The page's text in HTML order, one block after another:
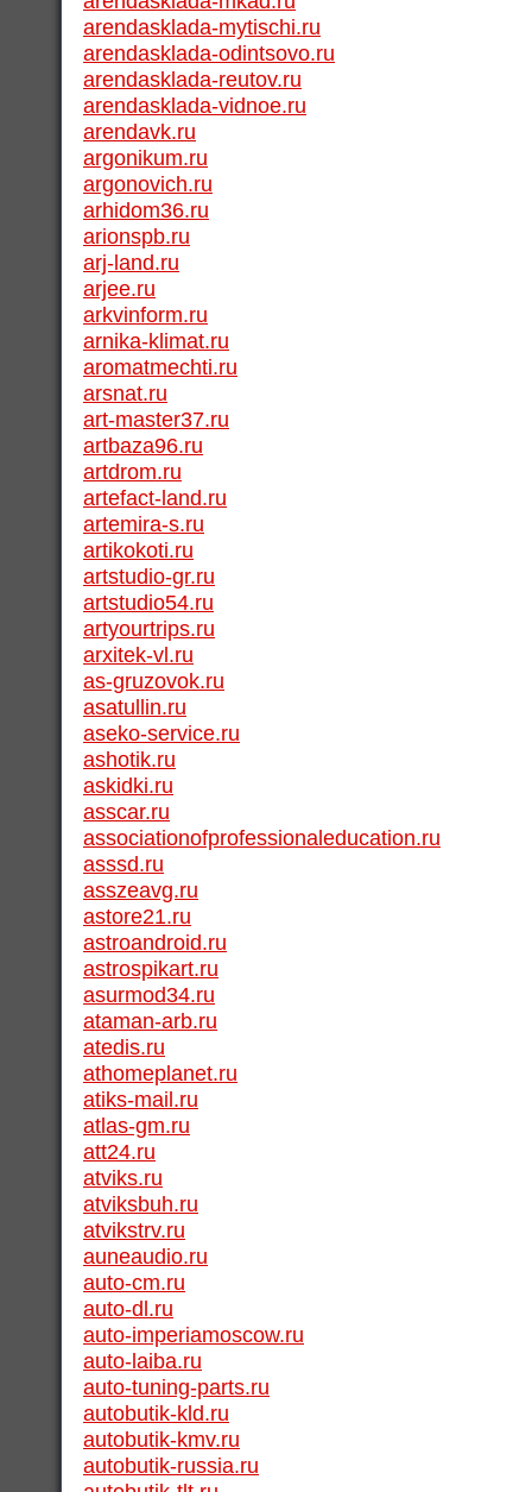
arendasklada-mytischi.ru
arendasklada-odintsovo.ru
arendasklada-reutov.ru
arendasklada-vidnoe.ru
arendavk.ru
argonikum.ru
argonovich.ru
arhidom36.ru
arionspb.ru
arj-land.ru
arjee.ru
arkvinform.ru
arnika-klimat.ru
aromatmechti.ru
arsnat.ru
art-master37.ru
artbaza96.ru
artdrom.ru
artefact-land.ru
artemira-s.ru
artikokoti.ru
artstudio-gr.ru
artstudio54.ru
artyourtrips.ru
arxitek-vl.ru
as-gruzovok.ru
asatullin.ru
aseko-service.ru
ashotik.ru
askidki.ru
asscar.ru
associationofprofessionaleducation.ru
asssd.ru
asszeavg.ru
astore21.ru
astroandroid.ru
astrospikart.ru
asurmod34.ru
ataman-arb.ru
atedis.ru
athomeplanet.ru
atiks-mail.ru
atlas-gm.ru
att24.ru
atviks.ru
atviksbuh.ru
atvikstrv.ru
auneaudio.ru
auto-cm.ru
auto-dl.ru
auto-imperiamoscow.ru
auto-laiba.ru
auto-tuning-parts.ru
autobutik-kld.ru
autobutik-kmv.ru
autobutik-russia.ru